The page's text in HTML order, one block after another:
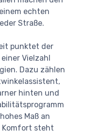
echten
Straße.
punktet der
Vielzahl
Dazu zählen
hinten und
Maß an
Komfort steht